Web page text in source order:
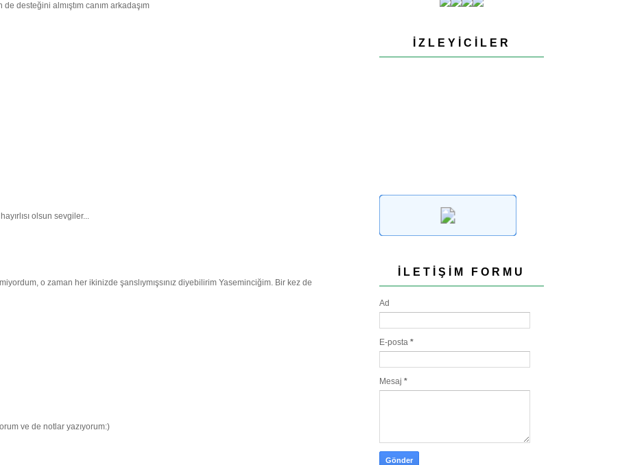
desteğini almıştım canım arkadaşım
olsun sevgiler...
o zaman her ikinizde şanslıymışsınız diyebilirim Yaseminciğim. Bir kez de
ve de notlar yazıyorum:)
İZLEYICILER
İLETIŞIM FORMU
Ad
E-posta *
Mesaj *